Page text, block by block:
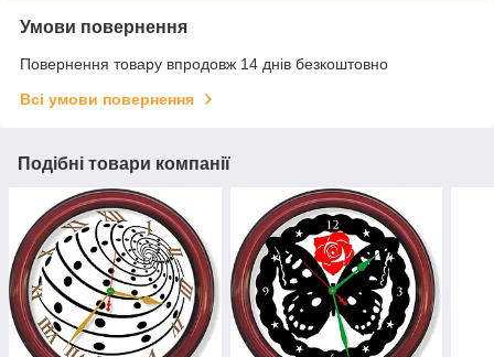
Умови повернення
Повернення товару впродовж 14 днів безкоштовно
Всі умови повернення
Подібні товари компанії